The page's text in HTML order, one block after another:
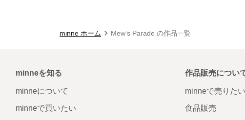
minne ホーム Mew’s Parade の作品一覧
minneを知る
minneについて
minneで買いたい
作品販売につい
minneで売りたい
食品販売